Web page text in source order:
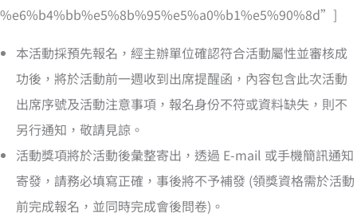
%e6%b4%bb%e5%8b%95%e5%a0%b1%e5%90%8d”]
本活動採預先報名，經主辦單位確認符合活動屬性並審核成
功後，將於活動前一週收到出席提醒函，內容包含此次活動
出席序號及活動注意事項，報名身份不符或資料缺失，則不
另行通知，敬請見諒。
活動獎項將於活動後彙整寄出，透過 E-mail 或手機簡訊通知
寄發，請務必填寫正確，事後將不予補發 (領獎資格需於活動
前完成報名，並同時完成會後問卷)。